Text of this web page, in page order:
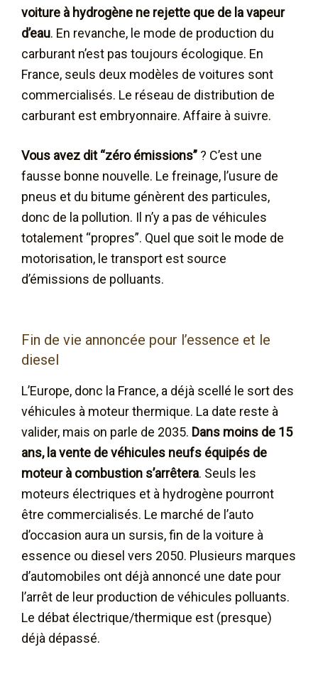
voiture à hydrogène ne rejette que de la vapeur
d’eau. En revanche, le mode de production du
carburant n’est pas toujours écologique. En
France, seuls deux modèles de voitures sont
commercialisés. Le réseau de distribution de
carburant est embryonnaire. Affaire à suivre.
Vous avez dit “zéro émissions” ? C’est une
fausse bonne nouvelle. Le freinage, l’usure de
pneus et du bitume génèrent des particules,
donc de la pollution. Il n’y a pas de véhicules
totalement “propres”. Quel que soit le mode de
motorisation, le transport est source
d’émissions de polluants.
Fin de vie annoncée pour l’essence et le
diesel
L’Europe, donc la France, a déjà scellé le sort des
véhicules à moteur thermique. La date reste à
valider, mais on parle de 2035. Dans moins de 15
ans, la vente de véhicules neufs équipés de
moteur à combustion s’arrêtera. Seuls les
moteurs électriques et à hydrogène pourront
être commercialisés. Le marché de l’auto
d’occasion aura un sursis, fin de la voiture à
essence ou diesel vers 2050. Plusieurs marques
d’automobiles ont déjà annoncé une date pour
l’arrêt de leur production de véhicules polluants.
Le débat électrique/thermique est (presque)
déjà dépassé.